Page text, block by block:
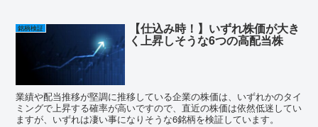
銘柄検証 【仕込み時！】いずれ株価が大き
く上昇しそうな6つの高配当株
業績や配当推移が堅調に推移している企業の株価は、いずれかのタイ
ミングで上昇する確率が高いですので、直近の株価は依然低迷してい
ますが、いずれは凄い事になりそうな6銘柄を検証しています。